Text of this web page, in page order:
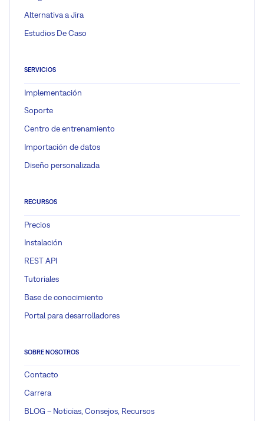
Alternativa a Jira
Estudios De Caso
SERVICIOS
Implementación
Soporte
Centro de entrenamiento
Importación de datos
Diseño personalizada
RECURSOS
Precios
Instalación
REST API
Tutoriales
Base de conocimiento
Portal para desarrolladores
SOBRE NOSOTROS
Contacto
Carrera
BLOG – Noticias, Consejos, Recursos